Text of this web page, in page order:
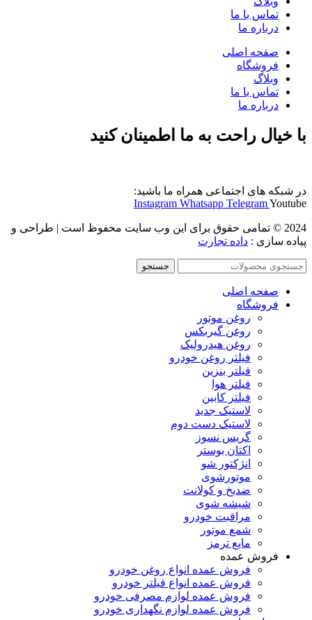
تماس با ما
درباره ما
صفحه اصلی
فروشگاه
وبلاگ
تماس با ما
درباره ما
با خیال راحت به ما اطمینان کنید
در شبکه های اجتماعی همراه ما باشید:
Instagram Whatsapp TelegramYoutube
2024 © تمامی حقوق برای این وب سایت محفوظ است | طراحی و
پیاده سازی : داده تجارت
جستجو
صفحه اصلی
فروشگاه
روغن موتور
روغن گیربکس
روغن هیدرولیک
فیلتر روغن خودرو
فیلتر بنزین
فیلتر هوا
فیلتر کابین
لاستیک جدید
لاستیک دست دوم
گریس نسوز
اکتان بوستر
انژکتور شو
موتورشوی
ضدیخ و کولانت
شیشه شوی
مراقبت خودرو
شمع موتور
مایع ترمز
فروش عمده
فروش عمده انواع روغن خودرو
فروش عمده انواع فیلتر خودرو
فروش عمده لوازم مصرفی خودرو
فروش عمده لوازم نگهداری خودرو